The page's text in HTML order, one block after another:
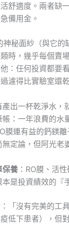
舒適度。兩者
備用金。
秘面紗（與它的
時，幾乎每個賣
：任何投資都要
濾得比實驗室還
產出一杯乾淨水，
：一年浪費的水
膜連有益的鈣鎂
定論，但阿光老
保養 ：RO膜、活
是投資績效的『
「沒有完美的工
低下患者），但